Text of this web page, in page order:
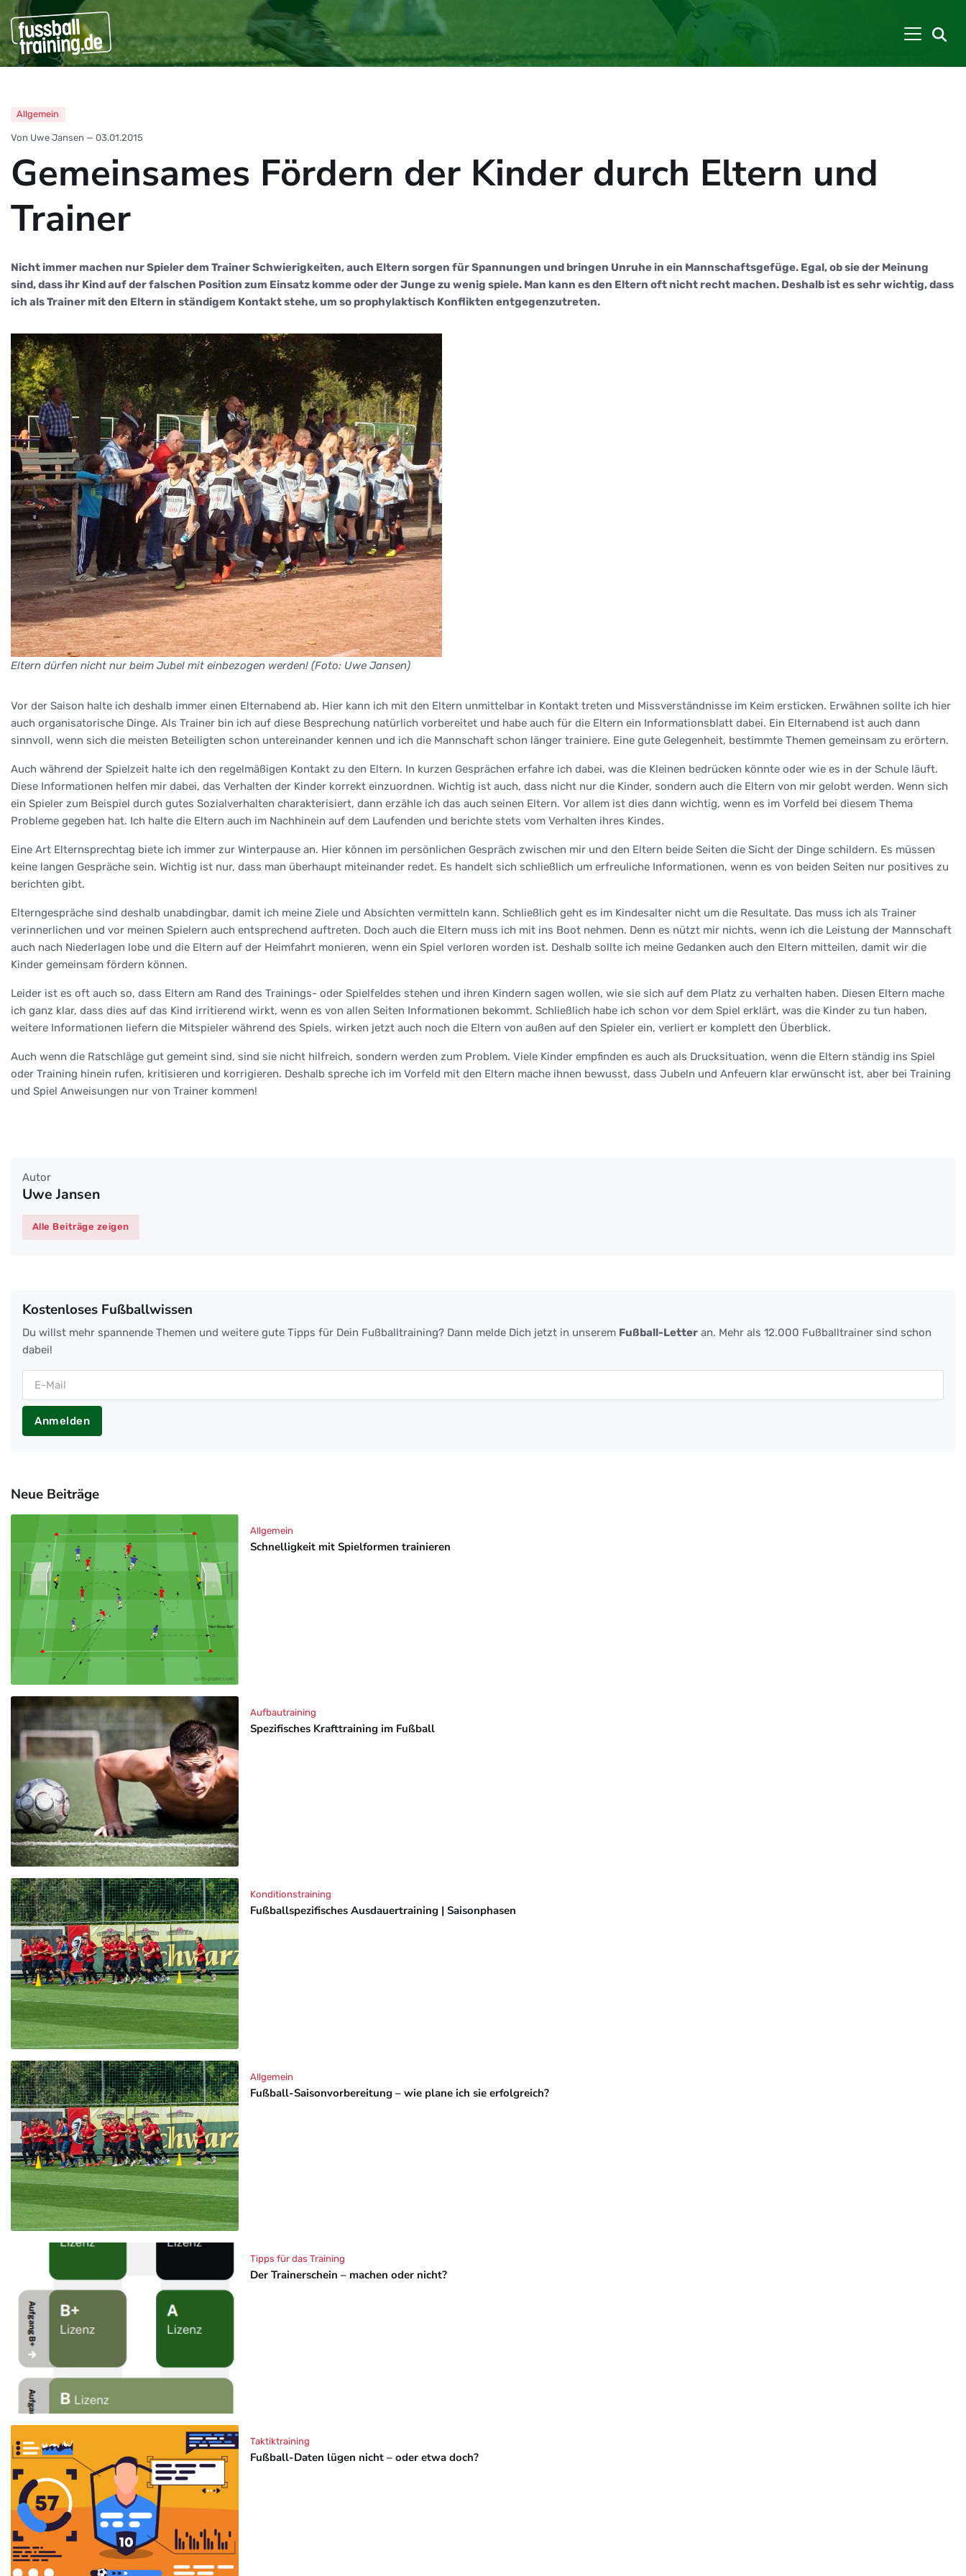
Allgemein
Von Uwe Jansen — 03.01.2015
Gemeinsames Fördern der Kinder durch Eltern und
Trainer
Nicht immer machen nur Spieler dem Trainer Schwierigkeiten, auch Eltern sorgen für Spannungen und bringen Unruhe in ein Mannschaftsgefüge. Egal, ob sie der Meinung
sind, dass ihr Kind auf der falschen Position zum Einsatz komme oder der Junge zu wenig spiele. Man kann es den Eltern oft nicht recht machen. Deshalb ist es sehr wichtig, dass
ich als Trainer mit den Eltern in ständigem Kontakt stehe, um so prophylaktisch Konflikten entgegenzutreten.
Eltern dürfen nicht nur beim Jubel mit einbezogen werden! (Foto: Uwe Jansen)
Vor der Saison halte ich deshalb immer einen Elternabend ab. Hier kann ich mit den Eltern unmittelbar in Kontakt treten und Missverständnisse im Keim ersticken. Erwähnen sollte ich hier
auch organisatorische Dinge. Als Trainer bin ich auf diese Besprechung natürlich vorbereitet und habe auch für die Eltern ein Informationsblatt dabei. Ein Elternabend ist auch dann
sinnvoll, wenn sich die meisten Beteiligten schon untereinander kennen und ich die Mannschaft schon länger trainiere. Eine gute Gelegenheit, bestimmte Themen gemeinsam zu erörtern.
Auch während der Spielzeit halte ich den regelmäßigen Kontakt zu den Eltern. In kurzen Gesprächen erfahre ich dabei, was die Kleinen bedrücken könnte oder wie es in der Schule läuft.
Diese Informationen helfen mir dabei, das Verhalten der Kinder korrekt einzuordnen. Wichtig ist auch, dass nicht nur die Kinder, sondern auch die Eltern von mir gelobt werden. Wenn sich
ein Spieler zum Beispiel durch gutes Sozialverhalten charakterisiert, dann erzähle ich das auch seinen Eltern. Vor allem ist dies dann wichtig, wenn es im Vorfeld bei diesem Thema
Probleme gegeben hat. Ich halte die Eltern auch im Nachhinein auf dem Laufenden und berichte stets vom Verhalten ihres Kindes.
Eine Art Elternsprechtag biete ich immer zur Winterpause an. Hier können im persönlichen Gespräch zwischen mir und den Eltern beide Seiten die Sicht der Dinge schildern. Es müssen
keine langen Gespräche sein. Wichtig ist nur, dass man überhaupt miteinander redet. Es handelt sich schließlich um erfreuliche Informationen, wenn es von beiden Seiten nur positives zu
berichten gibt.
Elterngespräche sind deshalb unabdingbar, damit ich meine Ziele und Absichten vermitteln kann. Schließlich geht es im Kindesalter nicht um die Resultate. Das muss ich als Trainer
verinnerlichen und vor meinen Spielern auch entsprechend auftreten. Doch auch die Eltern muss ich mit ins Boot nehmen. Denn es nützt mir nichts, wenn ich die Leistung der Mannschaft
auch nach Niederlagen lobe und die Eltern auf der Heimfahrt monieren, wenn ein Spiel verloren worden ist. Deshalb sollte ich meine Gedanken auch den Eltern mitteilen, damit wir die
Kinder gemeinsam fördern können.
Leider ist es oft auch so, dass Eltern am Rand des Trainings- oder Spielfeldes stehen und ihren Kindern sagen wollen, wie sie sich auf dem Platz zu verhalten haben. Diesen Eltern mache
ich ganz klar, dass dies auf das Kind irritierend wirkt, wenn es von allen Seiten Informationen bekommt. Schließlich habe ich schon vor dem Spiel erklärt, was die Kinder zu tun haben,
weitere Informationen liefern die Mitspieler während des Spiels, wirken jetzt auch noch die Eltern von außen auf den Spieler ein, verliert er komplett den Überblick.
Auch wenn die Ratschläge gut gemeint sind, sind sie nicht hilfreich, sondern werden zum Problem. Viele Kinder empfinden es auch als Drucksituation, wenn die Eltern ständig ins Spiel
oder Training hinein rufen, kritisieren und korrigieren. Deshalb spreche ich im Vorfeld mit den Eltern mache ihnen bewusst, dass Jubeln und Anfeuern klar erwünscht ist, aber bei Training
und Spiel Anweisungen nur von Trainer kommen!
Autor
Uwe Jansen
Alle Beiträge zeigen
Kostenloses Fußballwissen
Du willst mehr spannende Themen und weitere gute Tipps für Dein Fußballtraining? Dann melde Dich jetzt in unserem Fußball-Letter an. Mehr als 12.000 Fußballtrainer sind schon
dabei!
Anmelden
Neue Beiträge
Schnelligkeit mit Spielformen trainieren
Allgemein
Spezifisches Krafttraining im Fußball
Aufbautraining
Fußballspezifisches Ausdauertraining | Saisonphasen
Konditionstraining
Fußball-Saisonvorbereitung – wie plane ich sie erfolgreich?
Allgemein
Der Trainerschein – machen oder nicht?
Tipps für das Training
Fußball-Daten lügen nicht – oder etwa doch?
Taktiktraining